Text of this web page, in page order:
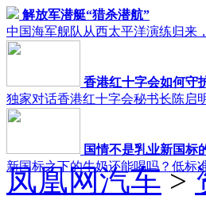
解放军潜艇“猎杀潜航”
中国海军舰队从西太平洋演练归来
香港红十字会如何守
独家对话香港红十字会秘书长陈启
国情不是乳业新国标
新国标之下的牛奶还能喝吗？低标
凤凰网汽车>